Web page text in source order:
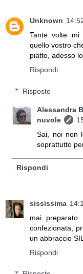
Unknown
Tante volte mi
quello vostro
piatto, adesso
Rispondi
Risposte
Alessandra
nuvole
Sai, noi non
soprattutto
Rispondi
sississima
mai
confezionata,
un abbraccio
Rispondi